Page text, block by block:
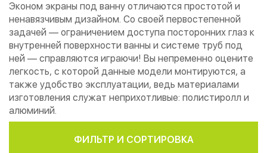
Эконом экраны под ванну отличаются простотой и
ненавязчивым дизайном. Со своей первостепенной
задачей — ограничением доступа посторонних глаз к
внутренней поверхности ванны и системе труб под
ней — справляются играючи! Вы непременно оцените
легкость, с которой данные модели монтируются, а
также удобство эксплуатации, ведь материалами
изготовления служат неприхотливые: полистиролл и
алюминий.
ФИЛЬТР И СОРТИРОВКА